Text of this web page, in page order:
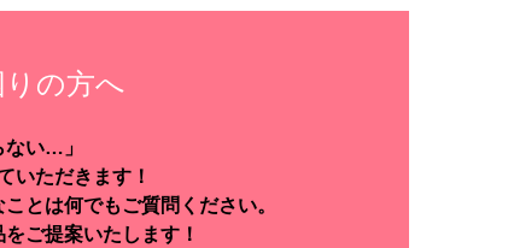
りの方へ
ない…」
いただきます！
とは何でもご質問ください。
ご提案いたします！